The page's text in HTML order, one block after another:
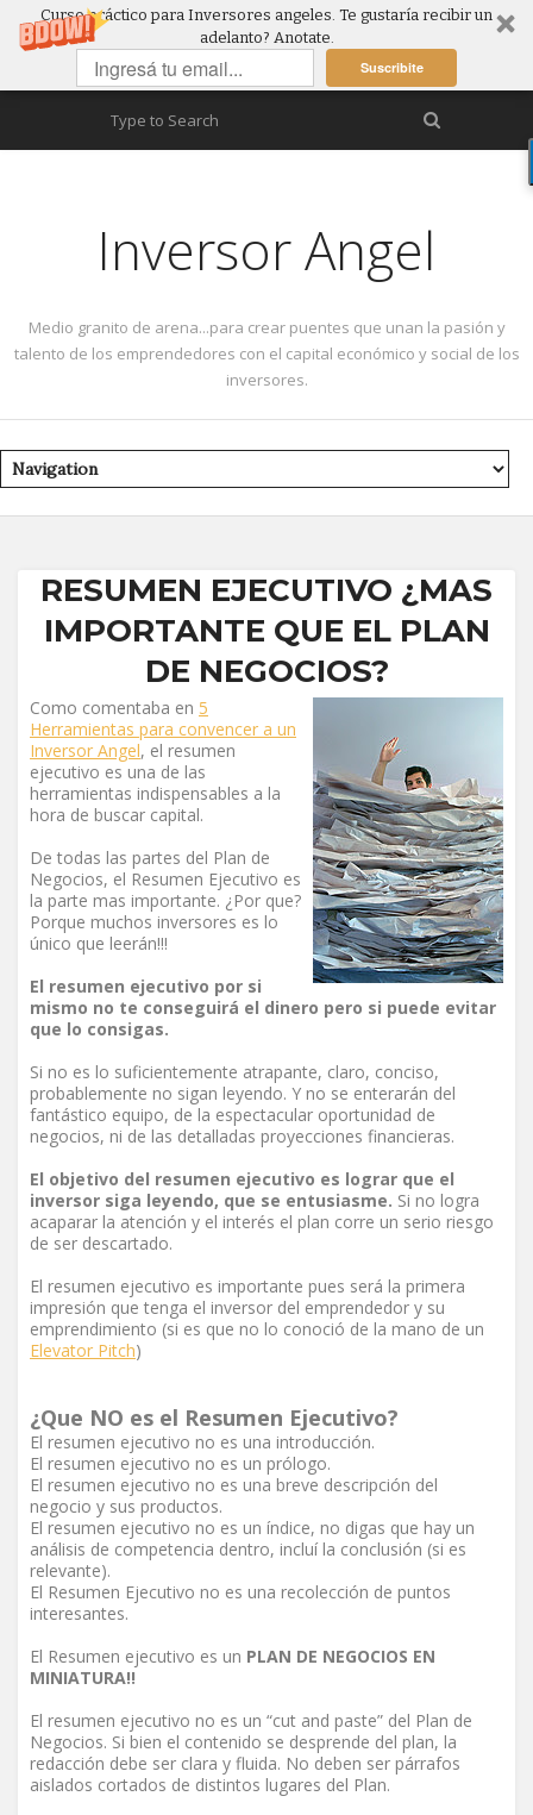
Curso práctico para Inversores angeles. Te gustaría recibir un
adelanto? Anotate.
Suscribite
Inversor Angel
Medio granito de arena...para crear puentes que unan la pasión y
talento de los emprendedores con el capital económico y social de los
inversores.
RESUMEN EJECUTIVO ¿MAS
IMPORTANTE QUE EL PLAN
DE NEGOCIOS?
Como comentaba en 5
Herramientas para convencer a un
Inversor Angel, el resumen
ejecutivo es una de las
herramientas indispensables a la
hora de buscar capital.
De todas las partes del Plan de
Negocios, el Resumen Ejecutivo es
la parte mas importante. ¿Por que?
Porque muchos inversores es lo
único que leerán!!!
El resumen ejecutivo por si
mismo no te conseguirá el dinero pero si puede evitar
que lo consigas.
Si no es lo suficientemente atrapante, claro, conciso,
probablemente no sigan leyendo. Y no se enterarán del
fantástico equipo, de la espectacular oportunidad de
negocios, ni de las detalladas proyecciones financieras.
El objetivo del resumen ejecutivo es lograr que el
inversor siga leyendo, que se entusiasme. Si no logra
acaparar la atención y el interés el plan corre un serio riesgo
de ser descartado.
El resumen ejecutivo es importante pues será la primera
impresión que tenga el inversor del emprendedor y su
emprendimiento (si es que no lo conoció de la mano de un
Elevator Pitch)
¿Que NO es el Resumen Ejecutivo?
El resumen ejecutivo no es una introducción.
El resumen ejecutivo no es un prólogo.
El resumen ejecutivo no es una breve descripción del
negocio y sus productos.
El resumen ejecutivo no es un índice, no digas que hay un
análisis de competencia dentro, incluí la conclusión (si es
relevante).
El Resumen Ejecutivo no es una recolección de puntos
interesantes.
El Resumen ejecutivo es un PLAN DE NEGOCIOS EN
MINIATURA!!
El resumen ejecutivo no es un “cut and paste” del Plan de
Negocios. Si bien el contenido se desprende del plan, la
redacción debe ser clara y fluida. No deben ser párrafos
aislados cortados de distintos lugares del Plan.